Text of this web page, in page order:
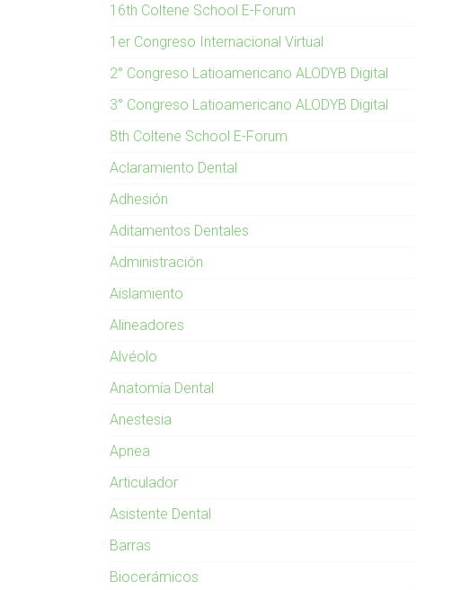
16th Coltene School E-Forum
1er Congreso Internacional Virtual
2° Congreso Latioamericano ALODYB Digital
3° Congreso Latioamericano ALODYB Digital
8th Coltene School E-Forum
Aclaramiento Dental
Adhesión
Aditamentos Dentales
Administración
Aislamiento
Alineadores
Alvéolo
Anatomía Dental
Anestesia
Apnea
Articulador
Asistente Dental
Barras
Biocerámicos